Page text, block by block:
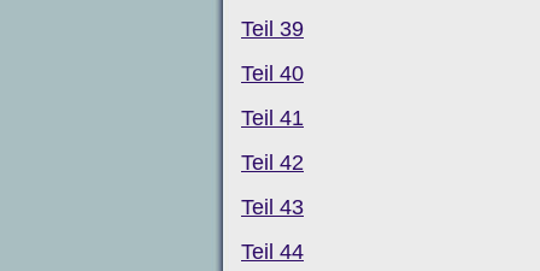
Teil 39
Teil 40
Teil 41
Teil 42
Teil 43
Teil 44